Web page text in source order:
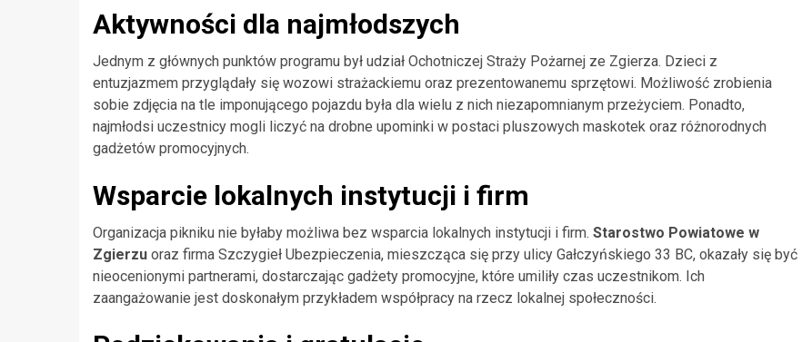
Aktywności dla najmłodszych
Jednym z głównych punktów programu był udział Ochotniczej Straży Pożarnej ze Zgierza. Dzieci z
entuzjazmem przyglądały się wozowi strażackiemu oraz prezentowanemu sprzętowi. Możliwość zrobienia
sobie zdjęcia na tle imponującego pojazdu była dla wielu z nich niezapomnianym przeżyciem. Ponadto,
najmłodsi uczestnicy mogli liczyć na drobne upominki w postaci pluszowych maskotek oraz różnorodnych
gadżetów promocyjnych.
Wsparcie lokalnych instytucji i firm
Organizacja pikniku nie byłaby możliwa bez wsparcia lokalnych instytucji i firm. Starostwo Powiatowe w
Zgierzu oraz firma Szczygieł Ubezpieczenia, mieszcząca się przy ulicy Gałczyńskiego 33 BC, okazały się być
nieocenionymi partnerami, dostarczając gadżety promocyjne, które umiliły czas uczestnikom. Ich
zaangażowanie jest doskonałym przykładem współpracy na rzecz lokalnej społeczności.